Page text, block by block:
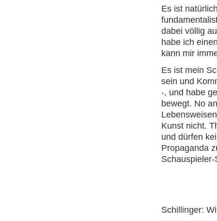
Es ist
dabei völlig
habe ich
kann mir
Es ist mein
sein und
-, und habe
bewegt. No
Kunst nicht.
und dürfen
Propaganda
Schauspieler-
Schillinger: